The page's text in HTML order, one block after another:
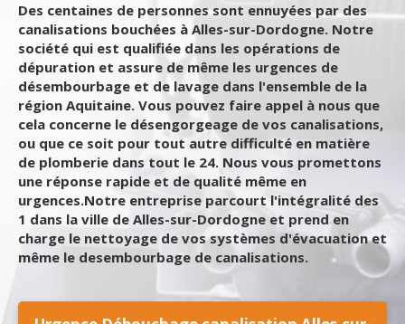
Des centaines de personnes sont ennuyées par des
canalisations bouchées à Alles-sur-Dordogne. Notre
société qui est qualifiée dans les opérations de
dépuration et assure de même les urgences de
désembourbage et de lavage dans l'ensemble de la
région Aquitaine. Vous pouvez faire appel à nous que
cela concerne le désengorgeage de vos canalisations,
ou que ce soit pour tout autre difficulté en matière
de plomberie dans tout le 24. Nous vous promettons
une réponse rapide et de qualité même en
urgences.Notre entreprise parcourt l'intégralité des
1 dans la ville de Alles-sur-Dordogne et prend en
charge le nettoyage de vos systèmes d'évacuation et
même le desembourbage de canalisations.